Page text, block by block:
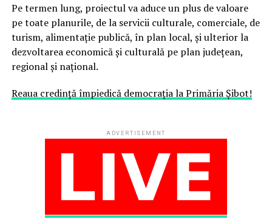
Pe termen lung, proiectul va aduce un plus de valoare
pe toate planurile, de la servicii culturale, comerciale, de
turism, alimentaţie publică, în plan local, și ulterior la
dezvoltarea economică şi culturală pe plan judeţean,
regional şi naţional.
Reaua credință împiedică democrația la Primăria Șibot!
ADVERTISEMENT